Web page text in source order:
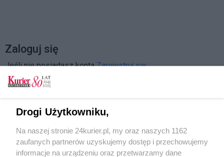
Zaloguj się
Jeśli nie posiadasz kontaZarejestruj się
Drogi Użytkowniku,
Na naszej stronie 24kurier.pl, my oraz naszych 1162
zaufanych partnerów uzyskujemy dostęp i przechowujemy
informacje na urządzeniu oraz przetwarzamy dane